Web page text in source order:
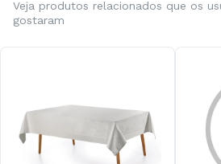
Veja produtos relacionados que os
gostaram